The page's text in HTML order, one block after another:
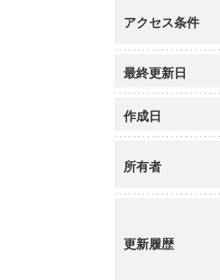
アクセス条件
最終更新日
作成日
所有者
更新履歴